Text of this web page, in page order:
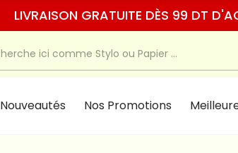
LIVRAISON GRATUITE DÈS 99 DT
Nouveautés Nos Promotions